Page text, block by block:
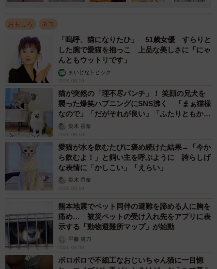
おもしろ ネコ
「嗚呼、猫になりたひ」 51歳女優 すらりと
した腕で愛猫を抱っこ 上品な美しさに「にゃ
んともウットリです」
まいどなトピック
2026.08.10
猫が突然の「理不尽パンチ」！ 笑顔の兄犬を
襲った爆笑ハプニングにSNS沸く 「まぁ猫様
なので」「だがそれが良い」「ふたりともかわ
いいね」
梨木 香奈
2026.08.10
愛猫が水を飲むたびに褒め続けた結果→「今か
ら飲むよ！」と飼い主を呼ぶように 誇らしげ
な表情に「かしこい」「えらい」
梨木 香奈
2026.08.10
熊本地震でペット同伴の避難を諦める人に胸を
痛め… 被災ペットの受け入れ先をアプリに表
示する「動物避難所マップ」が始動
平藤 清刀
2026.08.08
ボロボロで不細工なおじいちゃん猫に一目惚